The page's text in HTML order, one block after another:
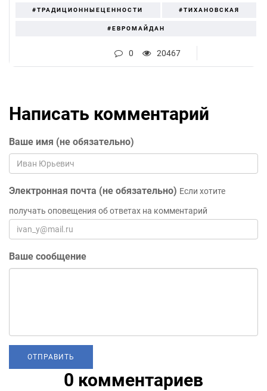
#ТРАДИЦИОННЫЕЦЕННОСТИ #ТИХАНОВСКАЯ
#ЕВРОМАЙДАН
0 20467
Написать комментарий
Ваше имя (не обязательно)
Электронная почта (не обязательно) Если хотите
получать оповещения об ответах на комментарий
Ваше сообщение
0 комментариев